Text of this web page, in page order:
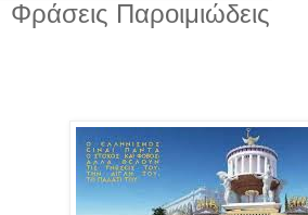
Φράσεις Παροιμιώδεις